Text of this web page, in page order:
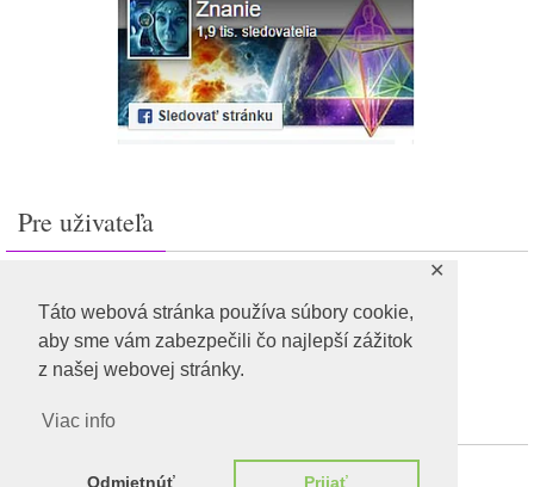
Táto webová stránka používa súbory cookie,
aby sme vám zabezpečili čo najlepší zážitok
z našej webovej stránky.
Viac info
Odmietnúť Prijať
✕
Pre uživateľa
Feed záznamov
RSS feed komentárov
WordPress.org